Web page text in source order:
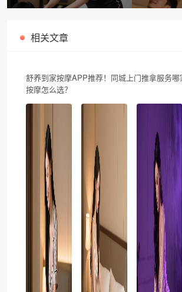
方式打开春运新体验 你轻松
相关文章
舒养到家按摩APP推荐！同城上门推拿服务
按摩怎么选？